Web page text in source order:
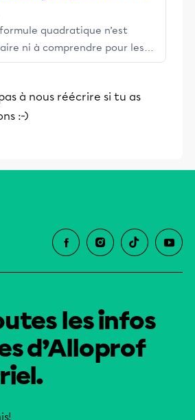
quadratique n’est
ni à comprendre pour les
secondaire.
à nous réécrire si tu as
:-)
les infos
d’Alloprof